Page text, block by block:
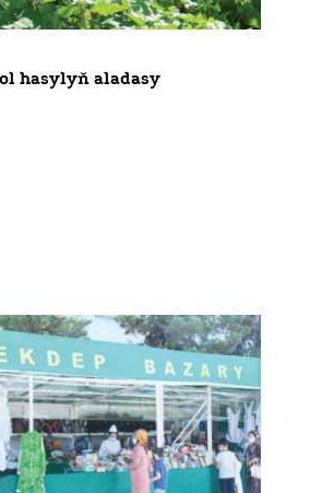
hasylyň aladasy